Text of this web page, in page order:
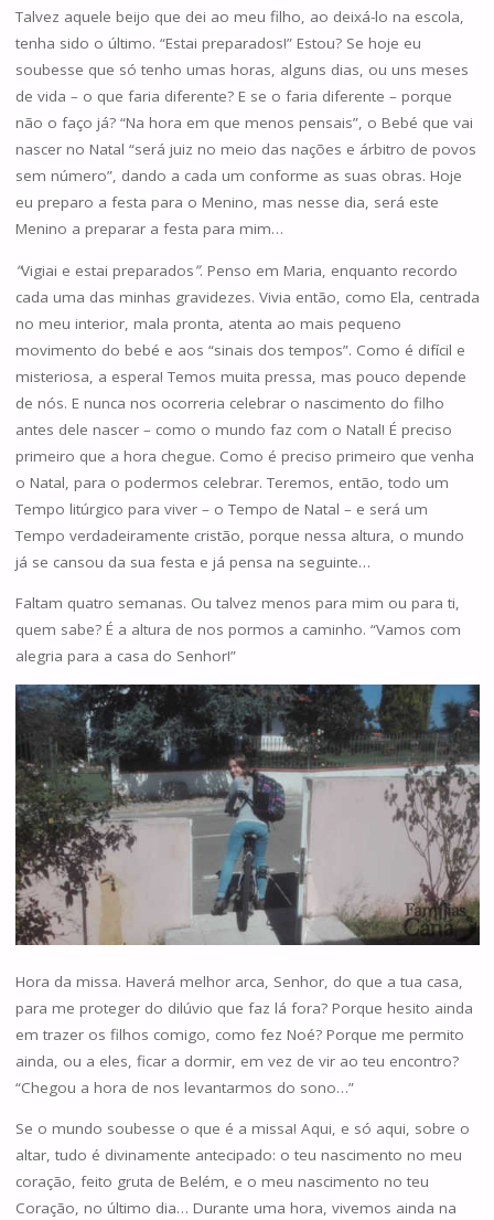
Talvez aquele beijo que dei ao meu filho, ao deixá-lo na escola,
tenha sido o último. “Estai preparados!” Estou? Se hoje eu
soubesse que só tenho umas horas, alguns dias, ou uns meses
de vida – o que faria diferente? E se o faria diferente – porque
não o faço já? “Na hora em que menos pensais”, o Bebé que vai
nascer no Natal “será juiz no meio das nações e árbitro de povos
sem número”, dando a cada um conforme as suas obras. Hoje
eu preparo a festa para o Menino, mas nesse dia, será este
Menino a preparar a festa para mim…
“Vigiai e estai preparados”. Penso em Maria, enquanto recordo
cada uma das minhas gravidezes. Vivia então, como Ela, centrada
no meu interior, mala pronta, atenta ao mais pequeno
movimento do bebé e aos “sinais dos tempos”. Como é difícil e
misteriosa, a espera! Temos muita pressa, mas pouco depende
de nós. E nunca nos ocorreria celebrar o nascimento do filho
antes dele nascer – como o mundo faz com o Natal! É preciso
primeiro que a hora chegue. Como é preciso primeiro que venha
o Natal, para o podermos celebrar. Teremos, então, todo um
Tempo litúrgico para viver – o Tempo de Natal – e será um
Tempo verdadeiramente cristão, porque nessa altura, o mundo
já se cansou da sua festa e já pensa na seguinte…
Faltam quatro semanas. Ou talvez menos para mim ou para ti,
quem sabe? É a altura de nos pormos a caminho. “Vamos com
alegria para a casa do Senhor!”
Hora da missa. Haverá melhor arca, Senhor, do que a tua casa,
para me proteger do dilúvio que faz lá fora? Porque hesito ainda
em trazer os filhos comigo, como fez Noé? Porque me permito
ainda, ou a eles, ficar a dormir, em vez de vir ao teu encontro?
“Chegou a hora de nos levantarmos do sono…”
Se o mundo soubesse o que é a missa! Aqui, e só aqui, sobre o
altar, tudo é divinamente antecipado: o teu nascimento no meu
coração, feito gruta de Belém, e o meu nascimento no teu
Coração, no último dia… Durante uma hora, vivemos ainda na